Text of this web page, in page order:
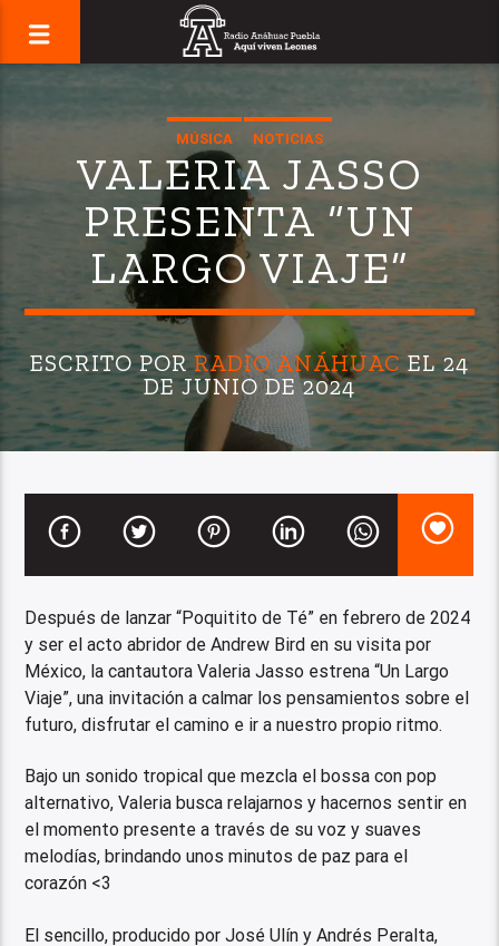
MÚSICA NOTICIAS
VALERIA JASSO
PRESENTA “UN
LARGO VIAJE”
ESCRITO PORRADIO ANÁHUACEL 24
DE JUNIO DE 2024
Después de lanzar “Poquitito de Té” en febrero de 2024
y ser el acto abridor de Andrew Bird en su visita por
México, la cantautora Valeria Jasso estrena “Un Largo
Viaje”, una invitación a calmar los pensamientos sobre el
futuro, disfrutar el camino e ir a nuestro propio ritmo.
Bajo un sonido tropical que mezcla el bossa con pop
alternativo, Valeria busca relajarnos y hacernos sentir en
el momento presente a través de su voz y suaves
melodías, brindando unos minutos de paz para el
corazón <3
El sencillo, producido por José Ulín y Andrés Peralta,